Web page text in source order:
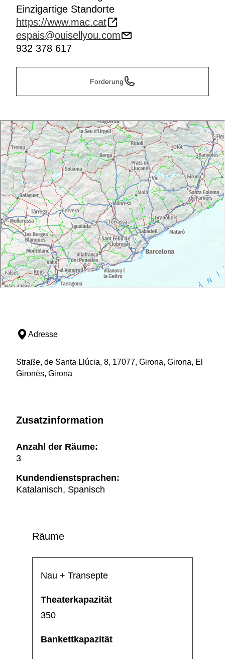
Einzigartige Standorte
https://www.mac.cat
espais@ouisellyou.com
932 378 617
Forderung
Adresse
Straße, de Santa Llúcia, 8, 17077, Girona, Girona, El
Gironès, Girona
Zusatzinformation
Anzahl der Räume:
3
Kundendienstsprachen:
Katalanisch, Spanisch
Räume
Nau + Transepte
350